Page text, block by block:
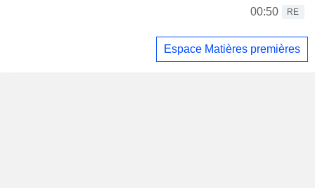
00:50
RE
Espace Matières premières